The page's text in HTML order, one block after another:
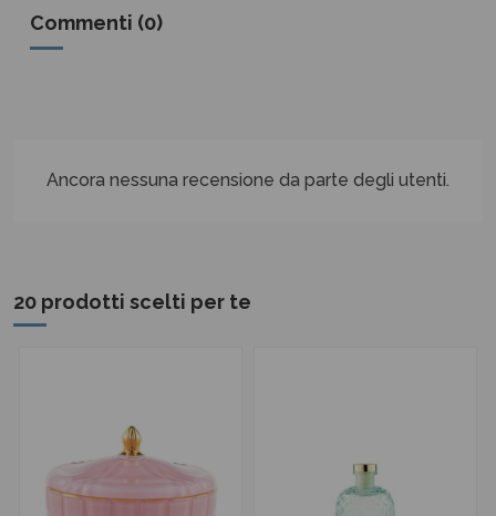
Commenti (0)
Ancora nessuna recensione da parte degli utenti.
20 prodotti scelti per te